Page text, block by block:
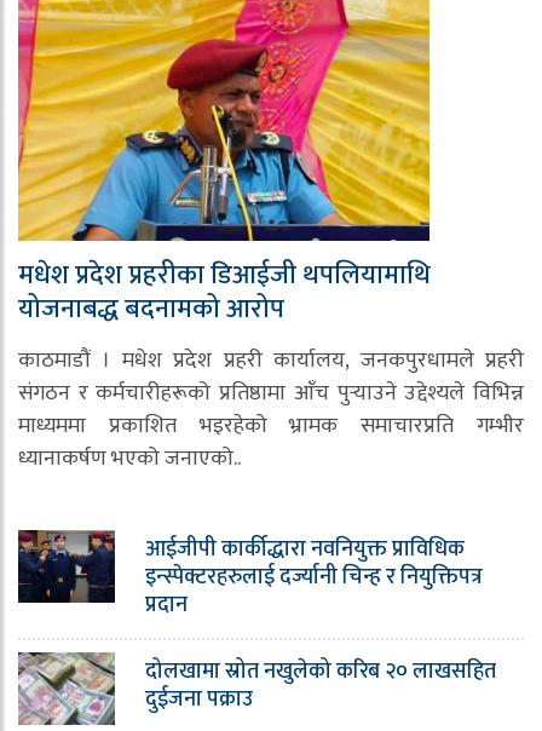
मधेश प्रदेश प्रहरीका डिआईजी थपलियामाथि
योजनाबद्ध बदनामको आरोप
काठमाडौं । मधेश प्रदेश प्रहरी कार्यालय, जनकपुरधामले प्रहरी
संगठन र कर्मचारीहरूको प्रतिष्ठामा आँच पुर्‍याउने उद्देश्यले विभिन्न
माध्यममा प्रकाशित भइरहेको भ्रामक समाचारप्रति गम्भीर
ध्यानाकर्षण भएको जनाएको..
आईजीपी कार्कीद्धारा नवनियुक्त प्राविधिक
इन्स्पेक्टरहरुलाई दर्ज्यानी चिन्ह र नियुक्तिपत्र
प्रदान
दोलखामा स्रोत नखुलेको करिब २० लाखसहित
दुईजना पक्राउ